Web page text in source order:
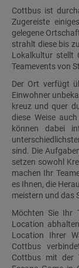
Cottbus ist
Zugereiste
gelegene
strahlt diese bis
Lokalkultur stellt
Teamevents von
Der Ort verfügt
Einwohner
kreuz und quer
diese Weise
können dabei
sind. Die
setzen sowohl
machen Ihr
es Ihnen, die
meistern und das
Möchten Sie Ihr
Location
Location Ihrer
Cottbus
Cottbus mit der